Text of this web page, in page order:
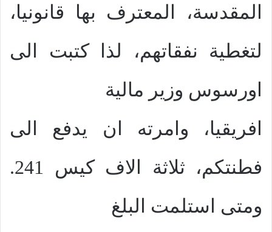
المقدسة، المعترف بها قانونيا،
لتغطية نفقاتهم، لذا كتبت الى
اورسوس وزير مالية
افريقيا، وامرته ان يدفع الى
فطنتكم، ثلاثة الاف كيس 241.
ومتى استلمت البلغ